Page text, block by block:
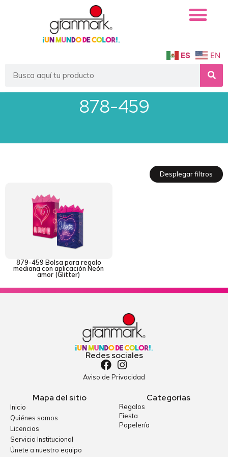
ES EN
878-459
Desplegar filtros
879-459 Bolsa para regalo
mediana con aplicación Neón
amor (Glitter)
Redes sociales
Aviso de Privacidad
Mapa del sitio
Inicio
Quiénes somos
Licencias
Servicio Institucional
Únete a nuestro equipo
Categorías
Regalos
Fiesta
Papelería